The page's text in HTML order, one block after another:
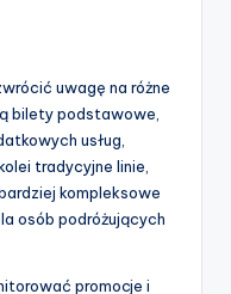
uwagę na różne
bilety podstawowe,
usług,
tradycyjne linie,
kompleksowe
osób podróżujących
promocje i